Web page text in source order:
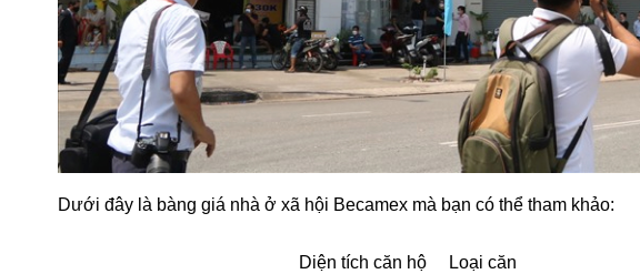
Dưới đây là bàng giá nhà ở xã hội Becamex mà bạn có thể tham khảo:
Diện tích căn hộ Loại căn